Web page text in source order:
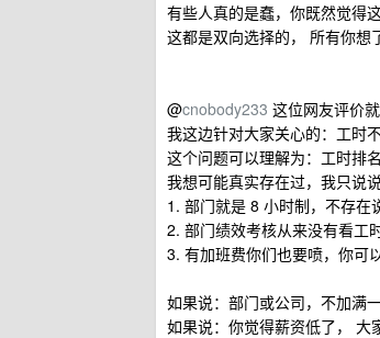
有些人真的是蠢，你既然觉得
这都是双向选择的， 所有你想
@cnobody233 这位网友评价就
我这边针对大家关心的：工时
这个问题可以理解为：工时排
我想可能真实存在过，我只说
1. 部门就是 8 小时制，不存在
2. 部门绩效考核从来没有看工时
3. 有加班费你们也要喷，你可
如果说：部门或公司，不加满
如果说：你觉得薪资低了， 大